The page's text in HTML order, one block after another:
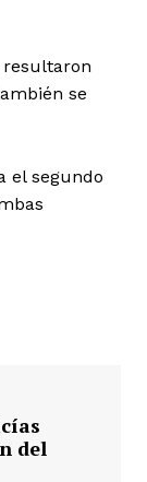
resultaron
se
el segundo
del